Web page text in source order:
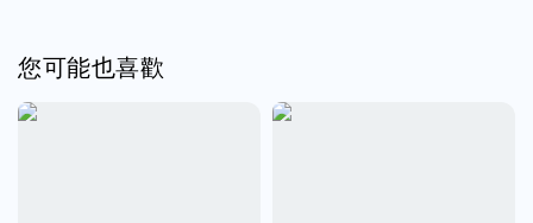
您可能也喜歡